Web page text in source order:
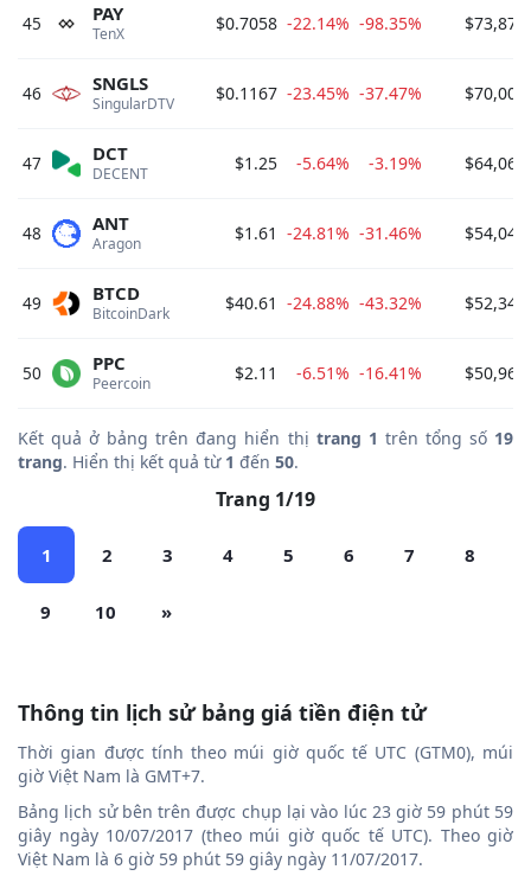
45 TenX
PAY $0.7058 -22.14% -98.35%
46 SingularDTV
SNGLS $0.1167 -23.45% -37.47%
47 DECENT
DCT $1.25 -5.64% -3.19%
48 Aragon
ANT $1.61 -24.81% -31.46%
49 BitcoinDark
BTCD $40.61 -24.88% -43.32%
50 Peercoin
PPC $2.11 -6.51% -16.41%
Kết quả ở bảng trên đang hiển thị trang 1 trên tổng số 19
trang. Hiển thị kết quả từ 1 đến 50.
Trang 1/19
1 2 3 4 5 6 7 8
9 10 »
Thông tin lịch sử bảng giá tiền điện tử
Thời gian được tính theo múi giờ quốc tế UTC (GTM0), múi
giờ Việt Nam là GMT+7.
Bảng lịch sử bên trên được chụp lại vào lúc 23 giờ 59 phút 59
giây ngày 10/07/2017 (theo múi giờ quốc tế UTC). Theo giờ
Việt Nam là 6 giờ 59 phút 59 giây ngày 11/07/2017.